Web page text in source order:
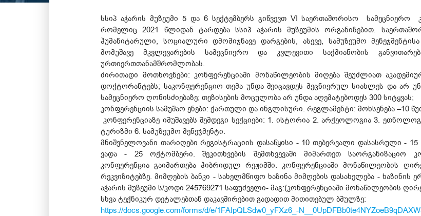
სსიპ აჭარის მუზეუმი 5 და 6 სექტემბერს გიწვევთ VI საერთაშორისო სამეცნიერო
რომელიც 2021 წლიდან ტარდება სსიპ აჭარის მუზეუმის ორგანიზებით.
ჰუმანიტარული, სოციალური დმომიჯნავე დარგების, ასევე, სამუზეუმო
მომუშავე მკვლევარების სამეცნიერო და კვლევითი საქმიანობის
ურთიერთთანამშრომლობას.
ძირითადი მოთხოვნები: კონფერენციაში მონაწილეობის მიღება შეუძლიათ
დოქტორანტებს; საკონფერენციო თემა უნდა შეიცავდეს მეცნიერულ სიახლეს და არ
სამეცნიერო ღონისძიებაზე; თეზისების მოცულობა არ უნდა აღემატებოდეს 300 სიტყვას;
კონფერენციის სამუშაო ენები: ქართული და ინგლისური. რეგლამენტი: მოხსენება –10
კონფერენციაზე იმუშავებს შემდეგი სექციები: 1. ისტორია 2. არქეოლოგია 3.
ტურიზმი 6. სამუზეუმო მენეჯმენტი.
მნიშვნელოვანი თარიღები რეგისტრაციის დასაწყისი - 10 თებერვალი დასასრული -
ვადა - 25 ოქტომბერი. შეკითხვების შემთხვევაში მიმართეთ საორგანიზაციო
კონფერენცია გაიმართება ჰიბრიდულ რეჟიმში. კონფერენციაში მონაწილეობის
რეკვიზიტებზე. მიმღების ბანკი - სახელმწიფო ხაზინა მიმღების დასახელება - ხაზინის
აჭარის მუზეუმი ს/კოდი 245769271 საფუძველი- მაგ:(კონფერენციაში მონაწილეობის
სხვა ტექნიკურ დეტალებთან დაკავშირებით გადადით მითითებულ ბმულზე:
https://docs.google.com/forms/d/e/1FAIpQLSdw0_yFXz6_-